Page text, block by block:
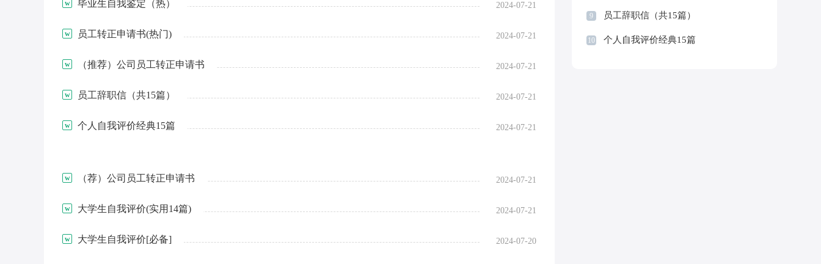
毕业生自我鉴定（热） 2024-07-21
员工转正申请书(热门) 2024-07-21
（推荐）公司员工转正申请书 2024-07-21
员工辞职信（共15篇） 2024-07-21
个人自我评价经典15篇 2024-07-21
（荐）公司员工转正申请书 2024-07-21
大学生自我评价(实用14篇) 2024-07-21
大学生自我评价[必备] 2024-07-20
9 员工辞职信（共15篇）
10 个人自我评价经典15篇